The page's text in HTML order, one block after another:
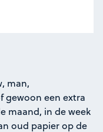
man,
gewoon een extra
maand, in de week
oud papier op de